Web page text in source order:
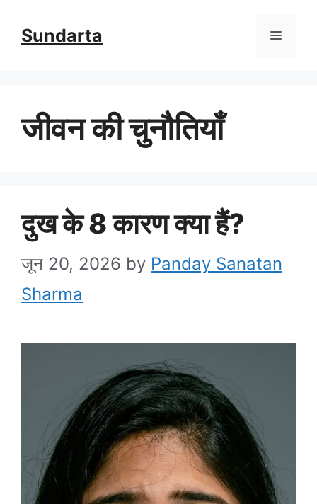
Sundarta Menu
जीवन की चुनौतियाँ
दुख के 8 कारण क्या हैं?
जून 20, 2026 by Panday Sanatan
Sharma